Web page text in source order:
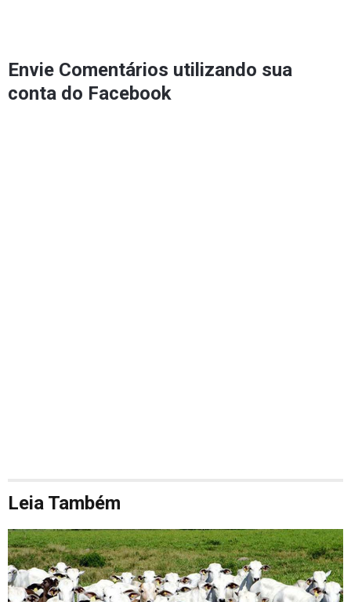
Envie Comentários utilizando sua
conta do Facebook
Leia Também